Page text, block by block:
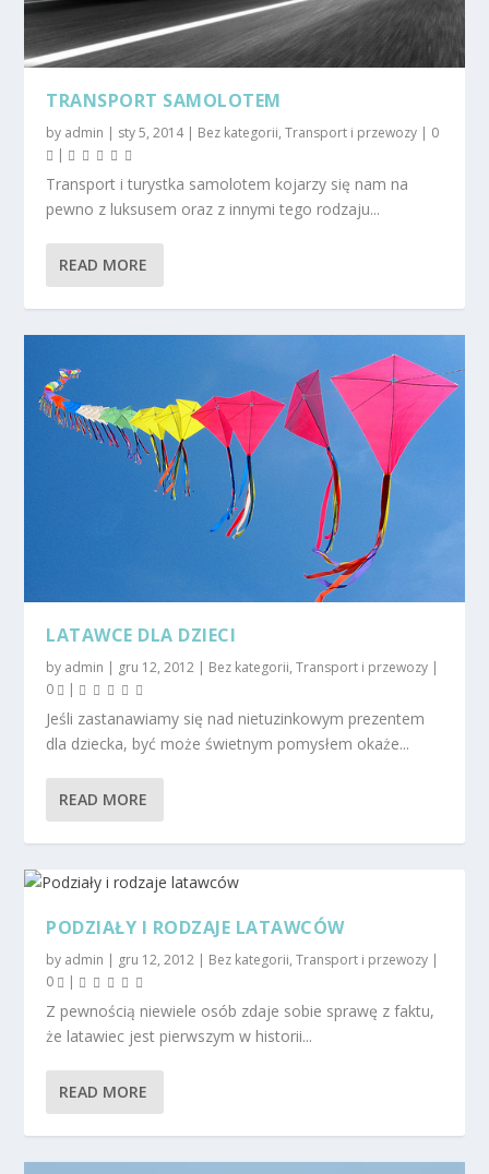
TRANSPORT SAMOLOTEM
by admin | sty 5, 2014| Bez kategorii,Transport i przewozy | 0
|
Transport i turystka samolotem kojarzy się nam na
pewno z luksusem oraz z innymi tego rodzaju...
READ MORE
LATAWCE DLA DZIECI
by admin | gru 12, 2012 | Bez kategorii,Transport i przewozy |
0
|
Jeśli zastanawiamy się nad nietuzinkowym prezentem
dla dziecka, być może świetnym pomysłem okaże...
READ MORE
PODZIAŁY I RODZAJE LATAWCÓW
by admin | gru 12, 2012 | Bez kategorii,Transport i przewozy |
0
|
Z pewnością niewiele osób zdaje sobie sprawę z faktu,
że latawiec jest pierwszym w historii...
READ MORE